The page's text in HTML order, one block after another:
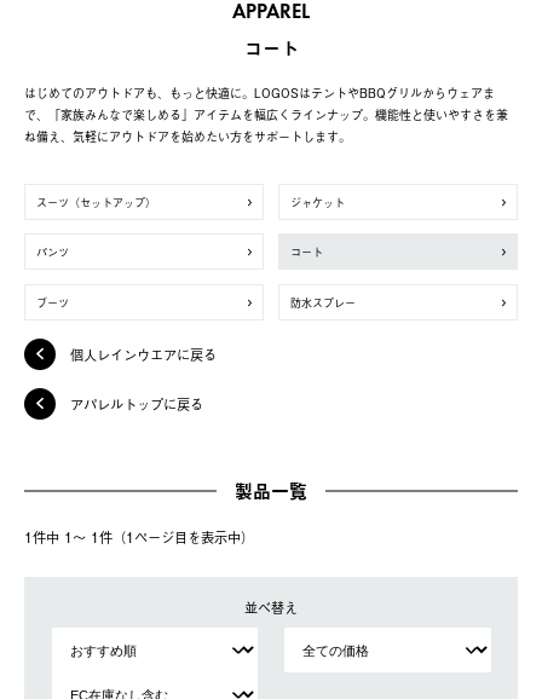
APPAREL
コート
はじめてのアウトドアも、もっと快適に。LOGOSはテントやBBQグリルからウェアま
で、「家族みんなで楽しめる」アイテムを幅広くラインナップ。機能性と使いやすさを兼
ね備え、気軽にアウトドアを始めたい方をサポートします。
スーツ（セットアップ） ジャケット
パンツ コート
ブーツ 防水スプレー
個人レインウエアに戻る
アパレルトップに戻る
製品一覧
1件中 1〜 1件（1ページ⽬を表⽰中）
並べ替え